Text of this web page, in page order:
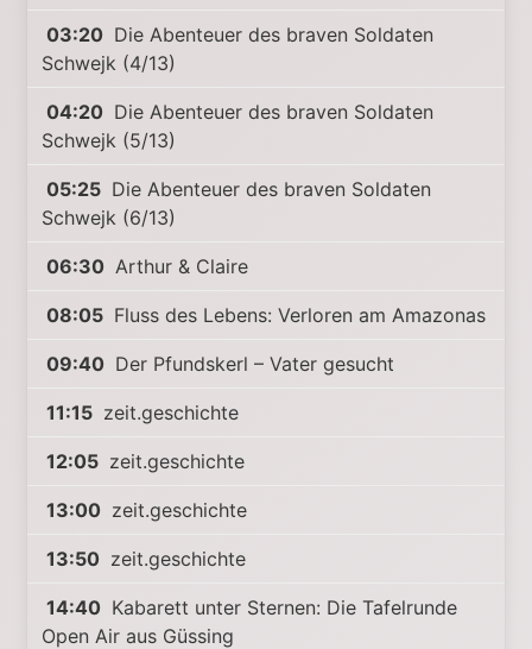
03:20 Die Abenteuer des braven Soldaten
Schwejk (4/13)
04:20 Die Abenteuer des braven Soldaten
Schwejk (5/13)
05:25 Die Abenteuer des braven Soldaten
Schwejk (6/13)
06:30 Arthur & Claire
08:05 Fluss des Lebens: Verloren am Amazonas
09:40 Der Pfundskerl – Vater gesucht
11:15 zeit.geschichte
12:05 zeit.geschichte
13:00 zeit.geschichte
13:50 zeit.geschichte
14:40 Kabarett unter Sternen: Die Tafelrunde
Open Air aus Güssing